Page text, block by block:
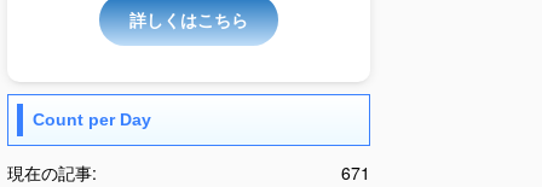
詳しくはこちら
Count per Day
671
現在の記事: